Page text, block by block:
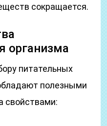
сокращается.
организма
питательных
полезными
свойствами: